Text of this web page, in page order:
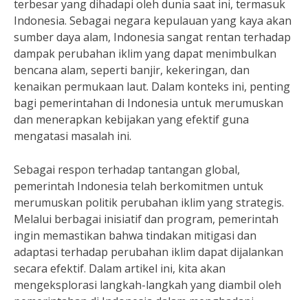
terbesar yang dihadapi oleh dunia saat ini, termasuk
Indonesia. Sebagai negara kepulauan yang kaya akan
sumber daya alam, Indonesia sangat rentan terhadap
dampak perubahan iklim yang dapat menimbulkan
bencana alam, seperti banjir, kekeringan, dan
kenaikan permukaan laut. Dalam konteks ini, penting
bagi pemerintahan di Indonesia untuk merumuskan
dan menerapkan kebijakan yang efektif guna
mengatasi masalah ini.
Sebagai respon terhadap tantangan global,
pemerintah Indonesia telah berkomitmen untuk
merumuskan politik perubahan iklim yang strategis.
Melalui berbagai inisiatif dan program, pemerintah
ingin memastikan bahwa tindakan mitigasi dan
adaptasi terhadap perubahan iklim dapat dijalankan
secara efektif. Dalam artikel ini, kita akan
mengeksplorasi langkah-langkah yang diambil oleh